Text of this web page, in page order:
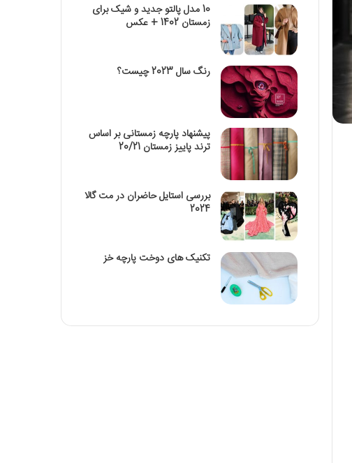
10 مدل پالتو جدید و شیک برای
زمستان 1402 + عکس
رنگ سال 2023 چیست؟
پیشنهاد پارچه زمستانی بر اساس
ترند پاییز زمستان 20/21
بررسی استایل حاضران در مت گالا
2024
تکنیک‌ های دوخت پارچه خز